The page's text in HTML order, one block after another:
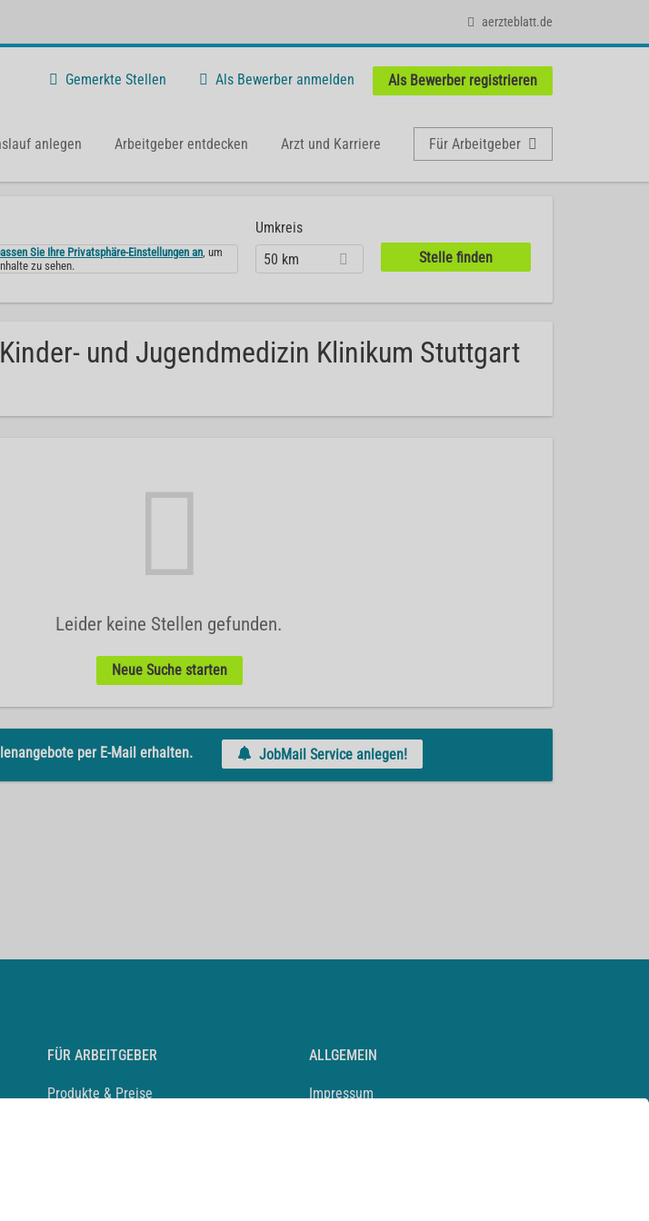
aerzteblatt.de
Gemerkte Stellen Als Bewerber anmelden Als Bewerber registrieren
anlegen Arbeitgeber entdecken Arzt und Karriere Für Arbeitgeber
Sie Ihre Privatsphäre-Einstellungen an, um
zu sehen.
Umkreis
50 km
und Jugendmedizin Klinikum Stuttgart
Leider keine Stellen gefunden.
Neue Suche starten
per E-Mail erhalten. JobMail Service anlegen!
FÜR ARBEITGEBER
Produkte & Preise
ALLGEMEIN
Impressum